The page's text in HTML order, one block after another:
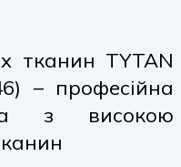
тканин TYTAN
– професійна
з високою